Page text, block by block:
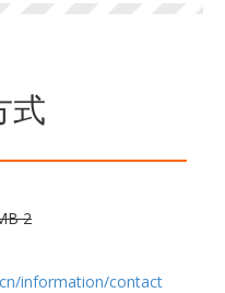
式
2
information/contact